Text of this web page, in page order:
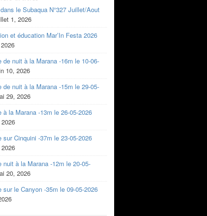
le Subaqua N°327 Juillet/Aout
1, 2026
et éducation Mar’In Festa 2026
de nuit à la Marana -16m le 10-06-
10, 2026
de nuit à la Marana -15m le 29-05-
29, 2026
à la Marana -13m le 26-05-2026
sur Cinquini -37m le 23-05-2026
nuit à la Marana -12m le 20-05-
20, 2026
sur le Canyon -35m le 09-05-2026